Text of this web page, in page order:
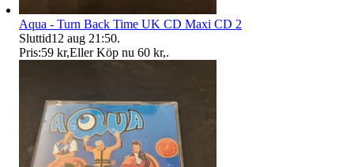
Aqua - Turn Back Time UK CD Maxi CD 2
Sluttid12 aug 21:50.
Pris:59 kr,Eller Köp nu 60 kr,.